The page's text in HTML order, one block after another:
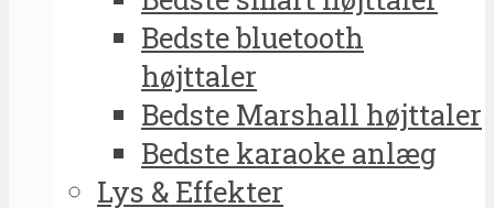
Bedste bluetooth
højttaler
Bedste Marshall højttaler
Bedste karaoke anlæg
Lys & Effekter